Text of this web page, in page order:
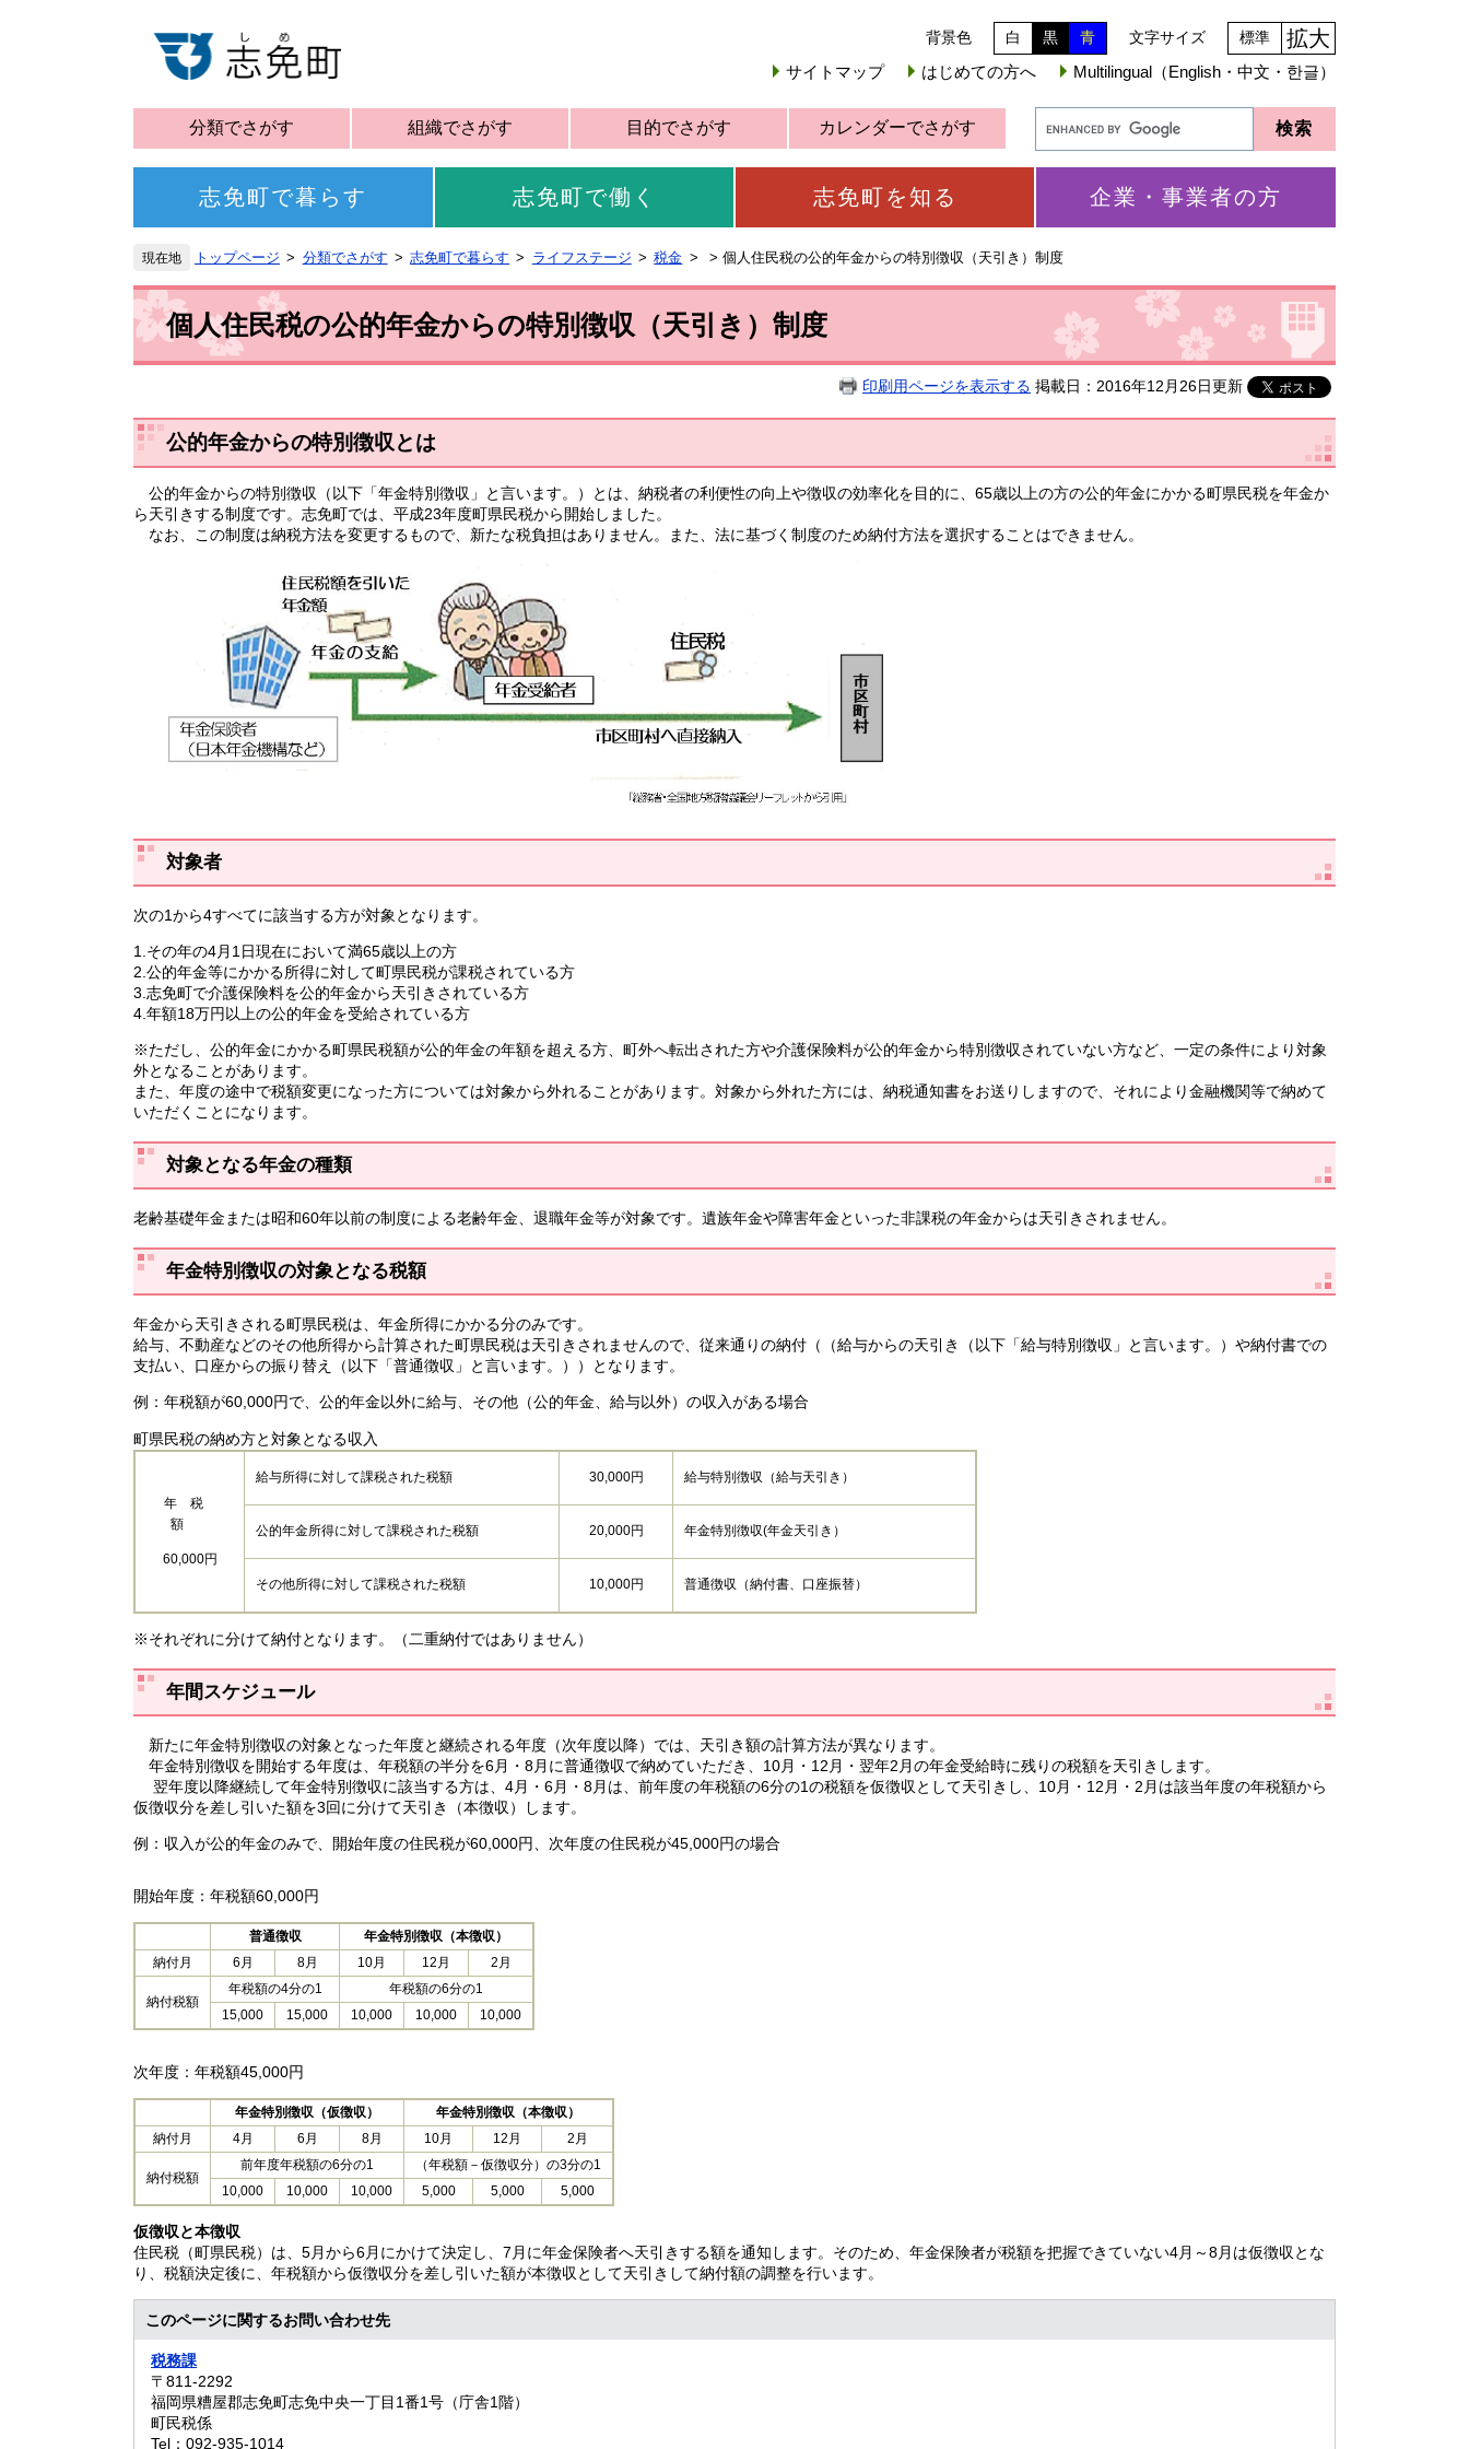
背景色 白 黒 青 文字サイズ 標準 拡大
サイトマップ はじめての方へ Multilingual（English・中文・한글）
分類でさがす 組織でさがす 目的でさがす カレンダーでさがす
志免町で暮らす 志免町で働く 志免町を知る 企業・事業者の方
トップページ 分類でさがす 志免町で暮らす ライフステージ 税金 > 個人住民税の公的年金からの特別徴収（天引き）制度
個人住民税の公的年金からの特別徴収（天引き）制度
印刷用ページを表示する 掲載日：2016年12月26日更新
公的年金からの特別徴収とは
公的年金からの特別徴収（以下「年金特別徴収」と言います。）とは、納税者の利便性の向上や徴収の効率化を目的に、65歳以上の方の公的年金にかかる町県民税を年金か
ら天引きする制度です。志免町では、平成23年度町県民税から開始しました。
なお、この制度は納税方法を変更するもので、新たな税負担はありません。また、法に基づく制度のため納付方法を選択することはできません。
対象者
次の1から4すべてに該当する方が対象となります。
1.その年の4月1日現在において満65歳以上の方
2.公的年金等にかかる所得に対して町県民税が課税されている方
3.志免町で介護保険料を公的年金から天引きされている方
4.年額18万円以上の公的年金を受給されている方
※ただし、公的年金にかかる町県民税額が公的年金の年額を超える方、町外へ転出された方や介護保険料が公的年金から特別徴収されていない方など、一定の条件により対象
外となることがあります。
また、年度の途中で税額変更になった方については対象から外れることがあります。対象から外れた方には、納税通知書をお送りしますので、それにより金融機関等で納めて
いただくことになります。
対象となる年金の種類
老齢基礎年金または昭和60年以前の制度による老齢年金、退職年金等が対象です。遺族年金や障害年金といった非課税の年金からは天引きされません。
年金特別徴収の対象となる税額
年金から天引きされる町県民税は、年金所得にかかる分のみです。
給与、不動産などのその他所得から計算された町県民税は天引きされませんので、従来通りの納付（（給与からの天引き（以下「給与特別徴収」と言います。）や納付書での
支払い、口座からの振り替え（以下「普通徴収」と言います。））となります。
例：年税額が60,000円で、公的年金以外に給与、その他（公的年金、給与以外）の収入がある場合
町県民税の納め方と対象となる収入
年 税
額
60,000円
給与所得に対して課税された税額 30,000円 給与特別徴収（給与天引き）
公的年金所得に対して課税された税額 20,000円 年金特別徴収(年金天引き）
その他所得に対して課税された税額 10,000円 普通徴収（納付書、口座振替）
※それぞれに分けて納付となります。（二重納付ではありません）
年間スケジュール
新たに年金特別徴収の対象となった年度と継続される年度（次年度以降）では、天引き額の計算方法が異なります。
年金特別徴収を開始する年度は、年税額の半分を6月・8月に普通徴収で納めていただき、10月・12月・翌年2月の年金受給時に残りの税額を天引きします。
翌年度以降継続して年金特別徴収に該当する方は、4月・6月・8月は、前年度の年税額の6分の1の税額を仮徴収として天引きし、10月・12月・2月は該当年度の年税額から
仮徴収分を差し引いた額を3回に分けて天引き（本徴収）します。
例：収入が公的年金のみで、開始年度の住民税が60,000円、次年度の住民税が45,000円の場合
開始年度：年税額60,000円
普通徴収
年金特別徴収（本徴収）
納付月
6月 8月 10月 12月 2月
納付税額
年税額の4分の1
年税額の6分の1
15,000
15,000 10,000 10,000 10,000
次年度：年税額45,000円
年金特別徴収（仮徴収）
年金特別徴収（本徴収）
納付月
4月 6月 8月 10月 12月 2月
納付税額
前年度年税額の6分の1
（年税額－仮徴収分）の3分の1
10,000
10,000 10,000 5,000 5,000 5,000
仮徴収と本徴収
住民税（町県民税）は、5月から6月にかけて決定し、7月に年金保険者へ天引きする額を通知します。そのため、年金保険者が税額を把握できていない4月～8月は仮徴収とな
り、税額決定後に、年税額から仮徴収分を差し引いた額が本徴収として天引きして納付額の調整を行います。
このページに関するお問い合わせ先
税務課
〒811-2292
福岡県糟屋郡志免町志免中央一丁目1番1号（庁舎1階）
町民税係
Tel：092-935-1014